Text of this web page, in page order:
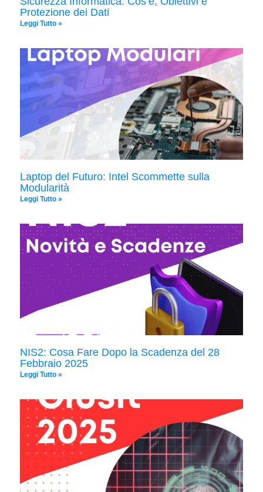
Protezione dei Dati
Leggi Tutto »
Laptop del Futuro: Intel Scommette sulla
Modularità
Leggi Tutto »
NIS2: Cosa Fare Dopo la Scadenza del 28
Febbraio 2025
Leggi Tutto »